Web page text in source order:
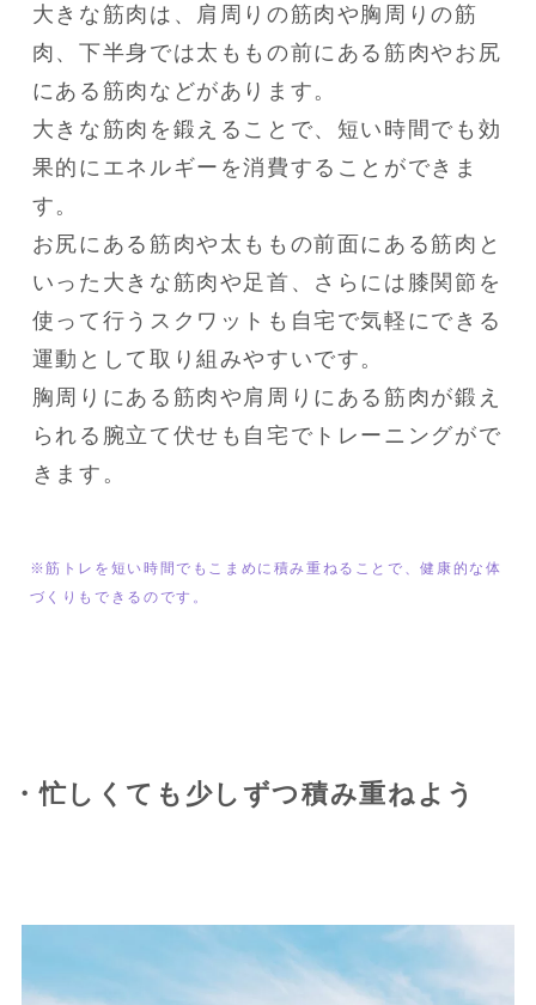
大きな筋肉は、肩周りの筋肉や胸周りの筋
肉、下半身では太ももの前にある筋肉やお尻
にある筋肉などがあります。
大きな筋肉を鍛えることで、短い時間でも効
果的にエネルギーを消費することができま
す。
お尻にある筋肉や太ももの前面にある筋肉と
いった大きな筋肉や足首、さらには膝関節を
使って行うスクワットも自宅で気軽にできる
運動として取り組みやすいです。
胸周りにある筋肉や肩周りにある筋肉が鍛え
られる腕立て伏せも自宅でトレーニングがで
きます。
※筋トレを短い時間でもこまめに積み重ねることで、健康的な体
づくりもできるのです。
・忙しくても少しずつ積み重ねよう